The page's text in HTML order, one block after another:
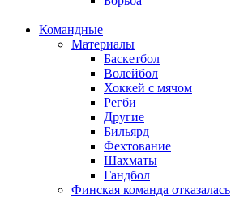
Командные
Материалы
Баскетбол
Волейбол
Хоккей с мячом
Регби
Другие
Бильярд
Фехтование
Шахматы
Гандбол
Финская команда отказалась